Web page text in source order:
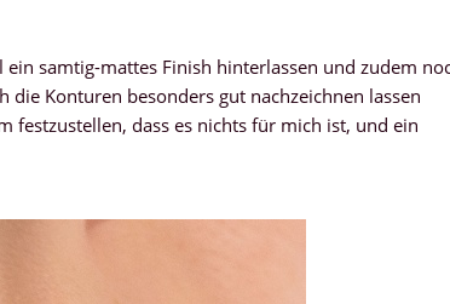
ein samtig-mattes Finish hinterlassen und zudem
Konturen besonders gut nachzeichnen lassen
festzustellen, dass es nichts für mich ist, und ein